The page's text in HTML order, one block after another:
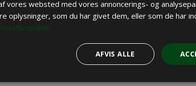
verdens videnskabsfolk. Han opkaldte
også fandt 62 andre arter, som de europæiske
vores websted med vores annoncerings- og
oplysninger, som du har givet dem, eller som de har
Privatlivspolitik
AFVIS ALLE